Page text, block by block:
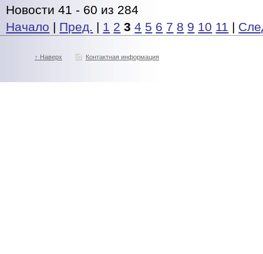
Новости 41 - 60 из 284
Начало | Пред. | 1 2 3 4 5 6 7 8 9 10 11 |
↑ Наверх Контактная информация